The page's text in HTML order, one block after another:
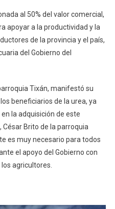
al 50% del valor comercial,
apoyar a la productividad y la
de la provincia y el país,
del Gobierno del
Tixán, manifestó su
beneficiarios de la urea, ya
la adquisición de este
Brito de la parroquia
es muy necesario para todos
el apoyo del Gobierno con
agricultores.